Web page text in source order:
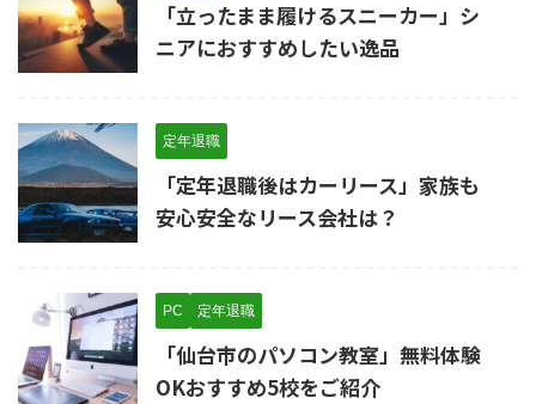
「立ったまま履けるスニーカー」シ
ニアにおすすめしたい逸品
定年退職
「定年退職後はカーリース」家族も
安心安全なリース会社は？
PC 定年退職
「仙台市のパソコン教室」無料体験
OKおすすめ5校をご紹介